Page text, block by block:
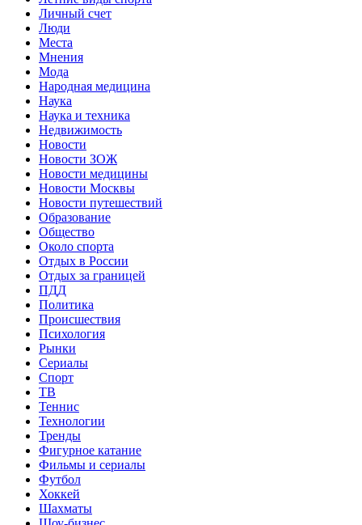
Личный счет
Люди
Места
Мнения
Мода
Народная медицина
Наука
Наука и техника
Недвижимость
Новости
Новости ЗОЖ
Новости медицины
Новости Москвы
Новости путешествий
Образование
Общество
Около спорта
Отдых в России
Отдых за границей
ПДД
Политика
Происшествия
Психология
Рынки
Сериалы
Спорт
ТВ
Теннис
Технологии
Тренды
Фигурное катание
Фильмы и сериалы
Футбол
Хоккей
Шахматы